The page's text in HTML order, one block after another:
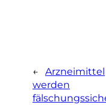
← Arzneimittel
werden